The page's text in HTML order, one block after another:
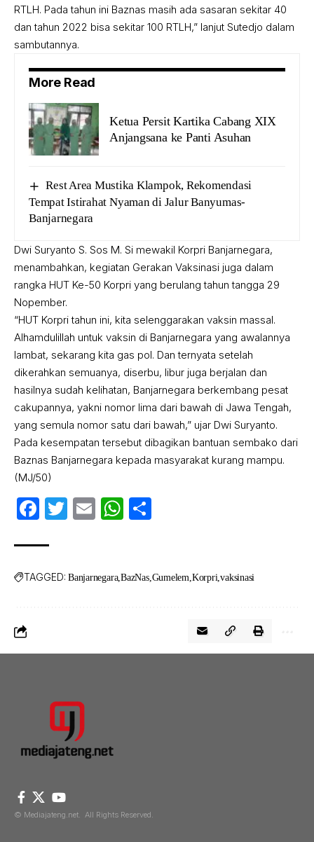
RTLH. Pada tahun ini Baznas masih ada sasaran sekitar 40
dan tahun 2022 bisa sekitar 100 RTLH,” lanjut Sutedjo dalam
sambutannya.
More Read
Ketua Persit Kartika Cabang XIX
Anjangsana ke Panti Asuhan
Rest Area Mustika Klampok, Rekomendasi
Tempat Istirahat Nyaman di Jalur Banyumas-
Banjarnegara
Dwi Suryanto S. Sos M. Si mewakil Korpri Banjarnegara,
menambahkan, kegiatan Gerakan Vaksinasi juga dalam
rangka HUT Ke-50 Korpri yang berulang tahun tangga 29
Nopember.
“HUT Korpri tahun ini, kita selenggarakan vaksin massal.
Alhamdulillah untuk vaksin di Banjarnegara yang awalannya
lambat, sekarang kita gas pol. Dan ternyata setelah
dikerahkan semuanya, diserbu, libur juga berjalan dan
hasilnya sudah kelihatan, Banjarnegara berkembang pesat
cakupannya, yakni nomor lima dari bawah di Jawa Tengah,
yang semula nomor satu dari bawah,” ujar Dwi Suryanto.
Pada kesempatan tersebut dibagikan bantuan sembako dari
Baznas Banjarnegara kepada masyarakat kurang mampu.
(MJ/50)
Facebook
Twitter
EmailWhatsApp
TAGGED: Banjarnegara BazNas Gumelem Korpri vaksinasi
© Mediajateng.net. All Rights Reserved.